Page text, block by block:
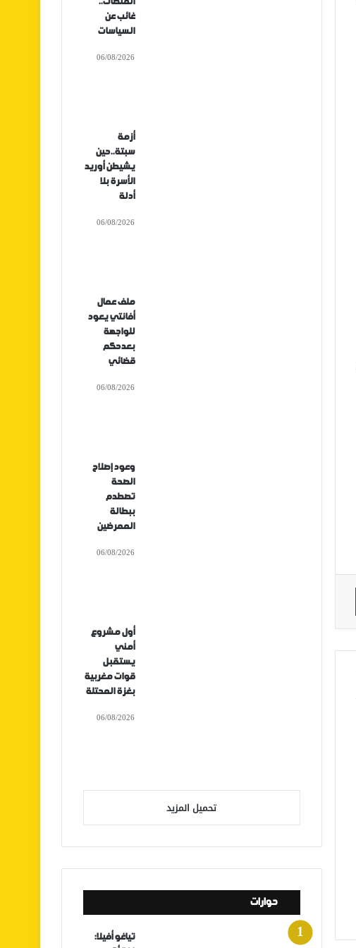
غائب عن
السياسات
06/08/2026
أزمة
سبتة..حين
يشيطن أوريد
الأسرة بلا
أدلة
06/08/2026
ملف عمال
أفانتي يعود
للواجهة
بعدحكم
قضائي
06/08/2026
وعود إصلاح
الصحة
تصطدم
ببطالة
الممرضين
06/08/2026
أول مشروع
أمني
يستقبل
قوات مغربية
بغزة المحتلة
06/08/2026
تحميل المزيد
حوارات
تياغو أفيلا: